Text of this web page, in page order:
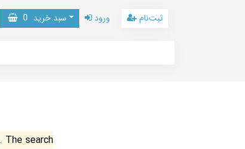
سبد خرید 0 ورود ثبت‌نام